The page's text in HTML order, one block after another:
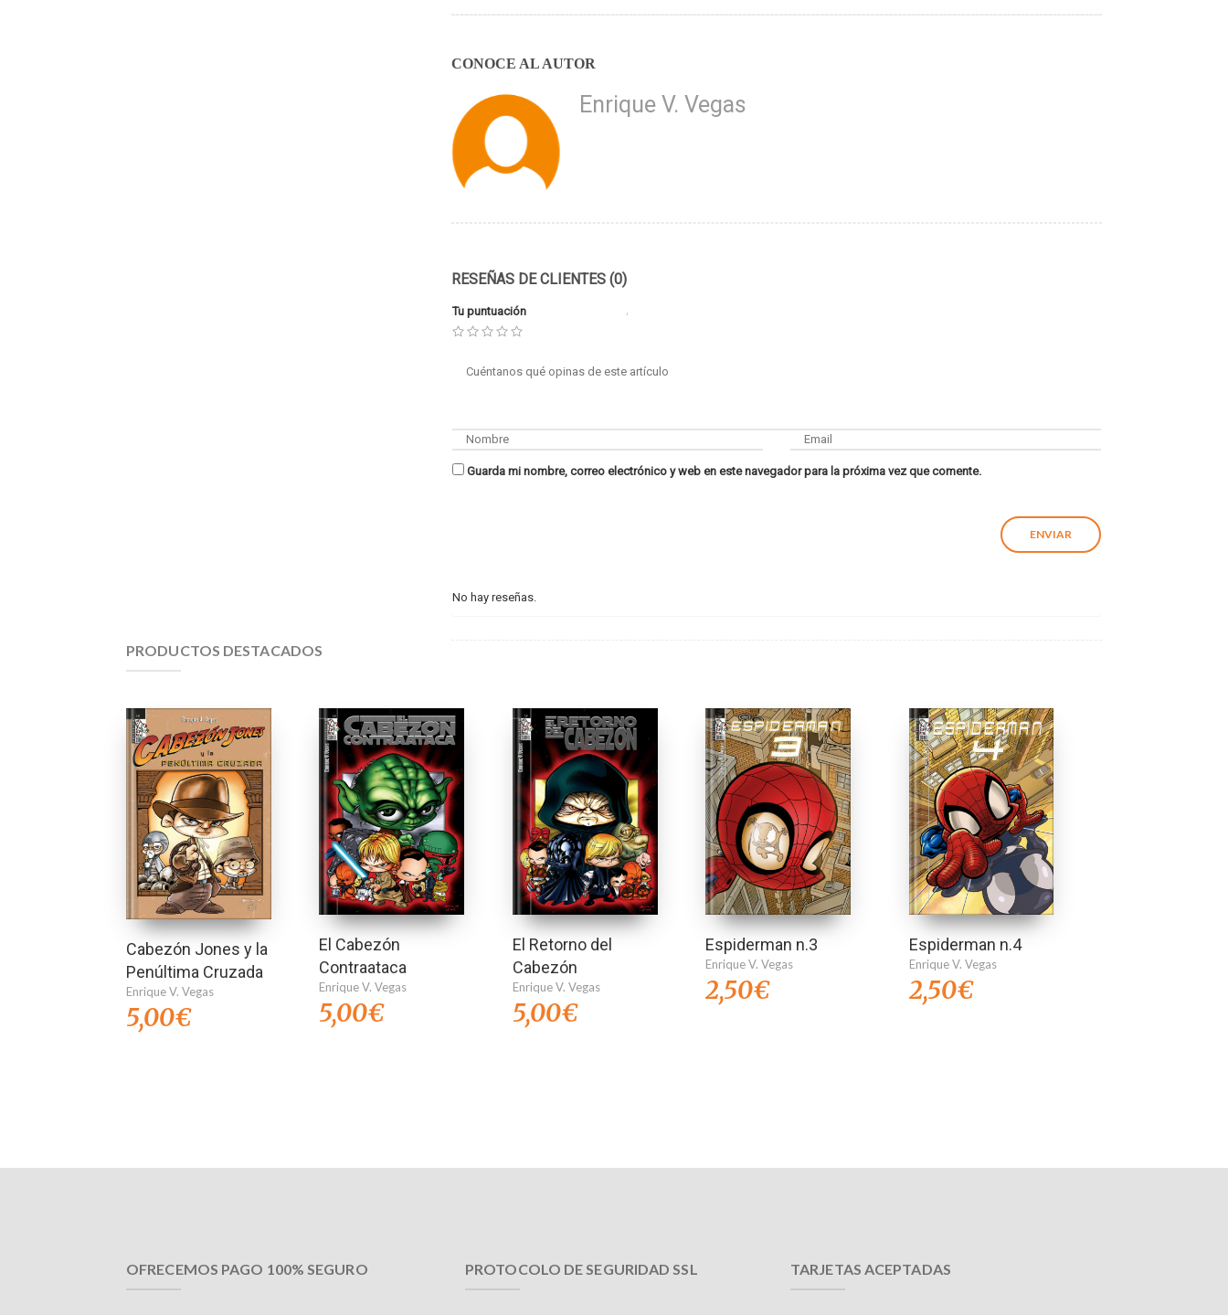
CONOCE AL AUTOR
Enrique V. Vegas
RESEÑAS DE CLIENTES (0)
Tu puntuación
Guarda mi nombre, correo electrónico y web en este navegador para la próxima vez que comente.
No hay reseñas.
PRODUCTOS DESTACADOS
Cabezón Jones y la
Penúltima Cruzada
Enrique V. Vegas
5,00€
El Cabezón
Contraataca
Enrique V. Vegas
5,00€
El Retorno del
Cabezón
Enrique V. Vegas
5,00€
Espiderman n.3
Enrique V. Vegas
2,50€
Espiderman n.4
Enrique V. Vegas
2,50€
OFRECEMOS PAGO 100% SEGURO PROTOCOLO DE SEGURIDAD SSL TARJETAS ACEPTADAS